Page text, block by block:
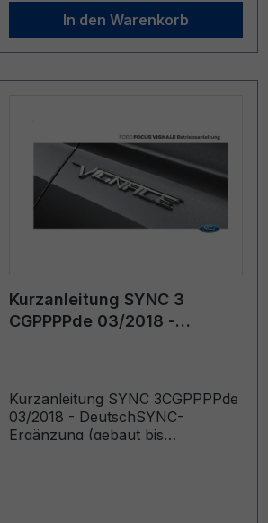
In den Warenkorb
Kurzanleitung SYNC 3
CGPPPPde 03/2018 -
Kurzanleitung SYNC 3CGPPPPde
03/2018 - DeutschSYNC-
Ergänzung (gebaut bis